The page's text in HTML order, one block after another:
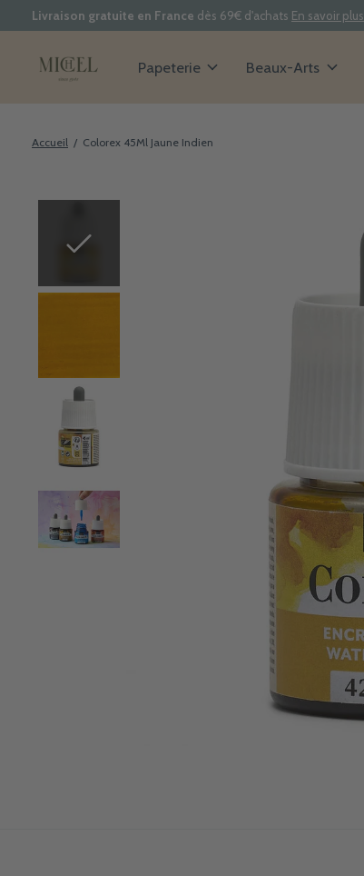
Livraison gratuite en France dès 69€ d'achats En savoir plus
Papeterie Beaux-Arts
Accueil / Colorex 45Ml Jaune Indien